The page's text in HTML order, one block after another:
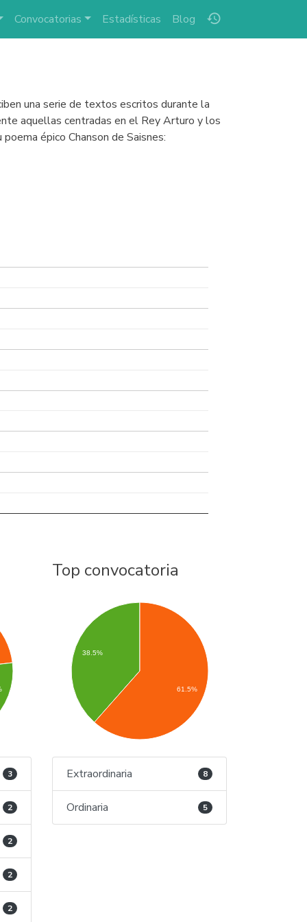
history
Convocatorias Estadísticas Blog
una serie de textos escritos durante la
aquellas centradas en el Rey Arturo y los
épico Chanson de Saisnes:
3
2
2
2
2
Top convocatoria
38.5%
61.5%
Extraordinaria 8
Ordinaria 5